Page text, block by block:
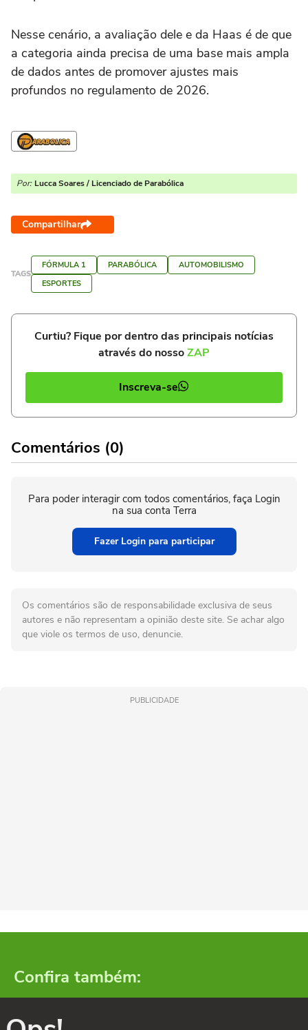
Nesse cenário, a avaliação dele e da Haas é de que
a categoria ainda precisa de uma base mais ampla
de dados antes de promover ajustes mais
profundos no regulamento de 2026.
Por: Lucca Soares / Licenciado de Parabólica
Compartilhar
TAGS
FÓRMULA 1 PARABÓLICA
AUTOMOBILISMO
ESPORTES
Curtiu? Fique por dentro das principais notícias
através do nossoZAP
Inscreva-se
Comentários (0)
Para poder interagir com todos comentários, faça Login
na sua conta Terra
Fazer Login para participar
Os comentários são de responsabilidade exclusiva de seus
autores e não representam a opinião deste site. Se achar algo
que viole os termos de uso, denuncie.
PUBLICIDADE
Confira também: